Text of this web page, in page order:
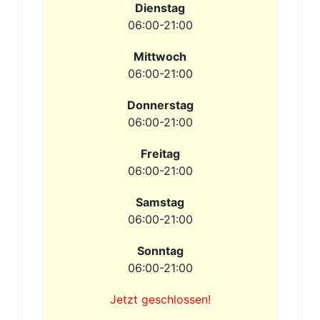
Dienstag
06:00-21:00
Mittwoch
06:00-21:00
Donnerstag
06:00-21:00
Freitag
06:00-21:00
Samstag
06:00-21:00
Sonntag
06:00-21:00
Jetzt geschlossen!